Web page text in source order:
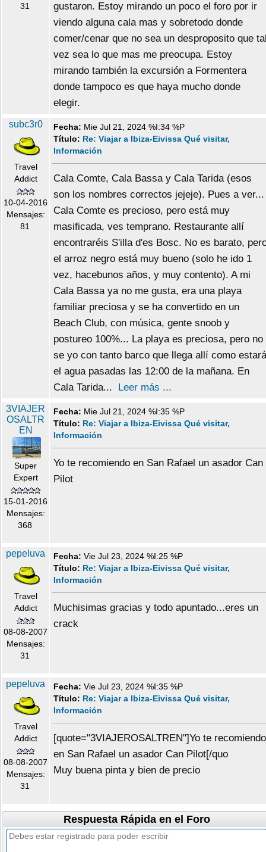
31
gustaron. Estoy mirando un poco el foro por ir
viendo alguna cala mas y sobretodo donde
comer/cenar que no sea un desproposito que
vez sea lo que mas me preocupa. Estoy
mirando también la excursión a Formentera
donde tampoco es que haya mucho donde
elegir.
subc3r0
Travel
Addict
10-04-2016
Mensajes:
81
Fecha: Mie Jul 21, 2024 %I:34 %P
Título: Re: Viajar a Ibiza-Eivissa Qué visitar,
Información
Cala Comte, Cala Bassa y Cala Tarida (esos
son los nombres correctos jejeje). Pues a ver...
Cala Comte es precioso, pero está muy
masificada, ves temprano. Restaurante allí
encontraréis S'illa d'es Bosc. No es barato,
el arroz negro está muy bueno (solo he ido 1
vez, hacebunos años, y muy contento). A mi
Cala Bassa ya no me gusta, era una playa
familiar preciosa y se ha convertido en un
Beach Club, con música, gente snoob y
postureo 100%... La playa es preciosa, pero no
se yo con tanto barco que llega allí como estará
el agua pasadas las 12:00 de la mañana. En
Cala Tarida... Leer más ...
3VIAJER
OSALTR
EN
Super
Expert
15-01-2016
Mensajes:
368
Fecha: Mie Jul 21, 2024 %I:35 %P
Título: Re: Viajar a Ibiza-Eivissa Qué visitar,
Información
Yo te recomiendo en San Rafael un asador Can
Pilot
pepeluva
Travel
Addict
08-08-2007
Mensajes:
31
Fecha: Vie Jul 23, 2024 %I:25 %P
Título: Re: Viajar a Ibiza-Eivissa Qué visitar,
Información
Muchisimas gracias y todo apuntado...eres un
crack
pepeluva
Travel
Addict
08-08-2007
Mensajes:
31
Fecha: Vie Jul 23, 2024 %I:35 %P
Título: Re: Viajar a Ibiza-Eivissa Qué visitar,
Información
[quote="3VIAJEROSALTREN"]Yo te recomiendo
en San Rafael un asador Can Pilot[/quo
Muy buena pinta y bien de precio
Respuesta Rápida en el Foro